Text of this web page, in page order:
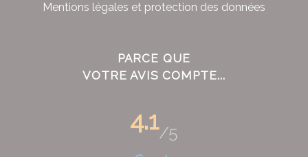
Mentions légales et protection des données
PARCE QUE
VOTRE AVIS COMPTE...
4.1/5